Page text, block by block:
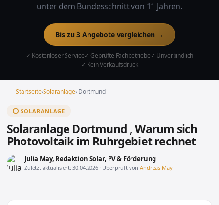
unter dem Bundesschnitt von 11 Jahren.
Bis zu 3 Angebote vergleichen →
✓ Kostenloser Service✓ Geprüfte Fachbetriebe✓ Unverbindlich
✓ Kein Verkaufsdruck
Startseite›Solaranlage› Dortmund
SOLARANLAGE
Solaranlage Dortmund , Warum sich
Photovoltaik im Ruhrgebiet rechnet
Julia May, Redaktion Solar, PV & Förderung
Zuletzt aktualisiert: 30.04.2026 · Überprüft vonAndreas May